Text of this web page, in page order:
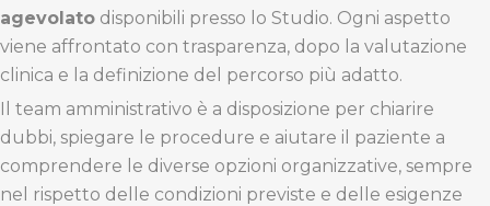
agevolato disponibili presso lo Studio. Ogni aspetto
viene affrontato con trasparenza, dopo la valutazione
clinica e la definizione del percorso più adatto.
Il team amministrativo è a disposizione per chiarire
dubbi, spiegare le procedure e aiutare il paziente a
comprendere le diverse opzioni organizzative, sempre
nel rispetto delle condizioni previste e delle esigenze